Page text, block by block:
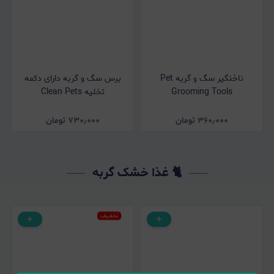
ناخنگیر سگ و گربه Pet
Grooming Tools
۳۶۰٫۰۰۰ تومان
برس سگ و گربه دارای دکمه
تخلیه Clean Pets
۷۳۰٫۰۰۰ تومان
🐈 غذا خشک گربه
تخفیف